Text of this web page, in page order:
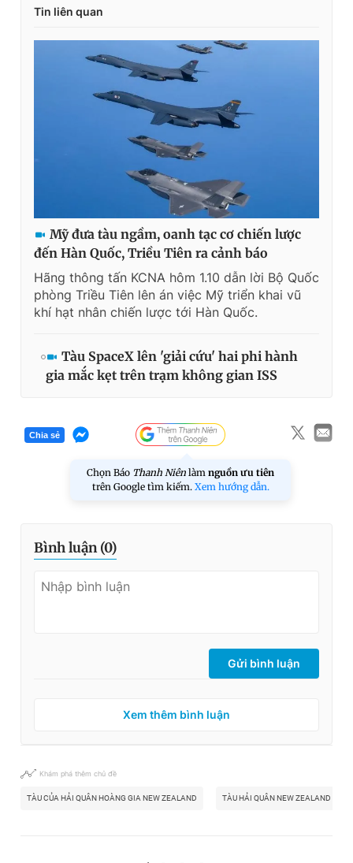
Tin liên quan
Mỹ đưa tàu ngầm, oanh tạc cơ chiến lược
đến Hàn Quốc, Triều Tiên ra cảnh báo
Hãng thông tấn KCNA hôm 1.10 dẫn lời Bộ Quốc
phòng Triều Tiên lên án việc Mỹ triển khai vũ
khí hạt nhân chiến lược tới Hàn Quốc.
Tàu SpaceX lên 'giải cứu' hai phi hành
gia mắc kẹt trên trạm không gian ISS
Chia sẻ
Chọn Báo Thanh Niên làm nguồn ưu tiên
trên Google tìm kiếm. Xem hướng dẫn.
Bình luận (0)
Gửi bình luận
Xem thêm bình luận
Khám phá thêm chủ đề
TÀU CỦA HẢI QUÂN HOÀNG GIA NEW ZEALAND TÀU HẢI QUÂN NEW ZEALAND